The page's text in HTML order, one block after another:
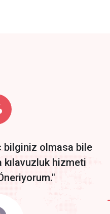
trial no credit card
bilginiz olmasa bile
hizmeti